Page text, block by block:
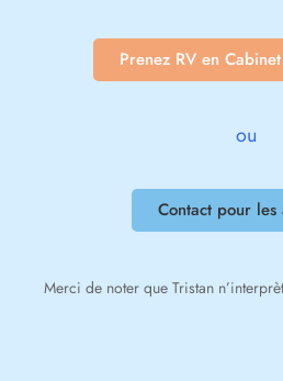
Prenez RV en
ou
Contact pour les
Merci de noter que Tristan